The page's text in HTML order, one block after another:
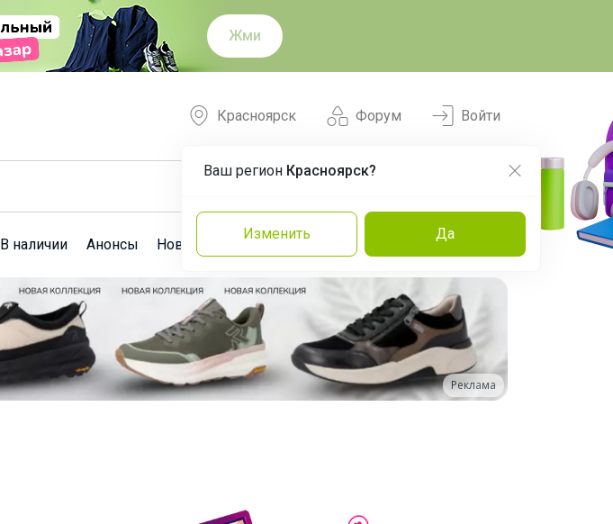
Жми
Форум
Красноярск
Ваш регион Красноярск?
Изменить Да
Войти
В наличии Анонсы Новости Команда Эксперты
Реклама